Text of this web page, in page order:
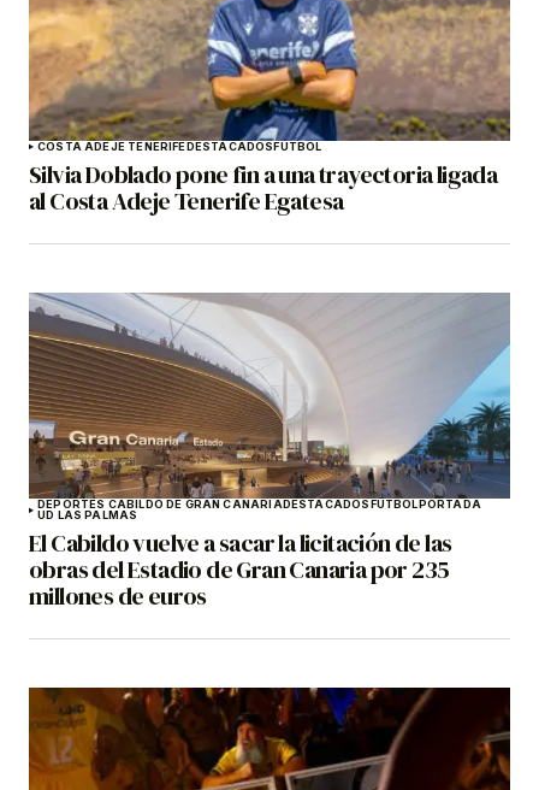
COSTA ADEJE TENERIFEDESTACADOSFÚTBOL
Silvia Doblado pone fin a una trayectoria ligada
al Costa Adeje Tenerife Egatesa
DEPORTES CABILDO DE GRAN CANARIADESTACADOSFÚTBOLPORTADA
UD LAS PALMAS
El Cabildo vuelve a sacar la licitación de las
obras del Estadio de Gran Canaria por 235
millones de euros